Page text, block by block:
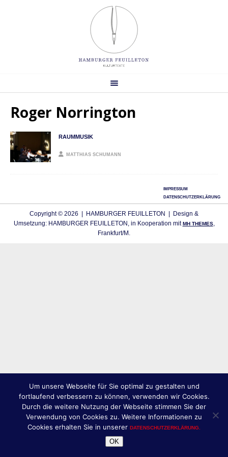
Roger Norrington
RAUMMUSIK
MATTHIAS SCHUMANN
IMPRESSUM
DATENSCHUTZERKLÄRUNG
Copyright © 2026 | HAMBURGER FEUILLETON | Design &
Umsetzung: HAMBURGER FEUILLETON, in Kooperation mitMH THEMES,
Frankfurt/M.
Um unsere Webseite für Sie optimal zu gestalten und
fortlaufend verbessern zu können, verwenden wir Cookies.
Durch die weitere Nutzung der Webseite stimmen Sie der
Verwendung von Cookies zu. Weitere Informationen zu
Cookies erhalten Sie in unserer DATENSCHUTZERKLÄRUNG.
OK